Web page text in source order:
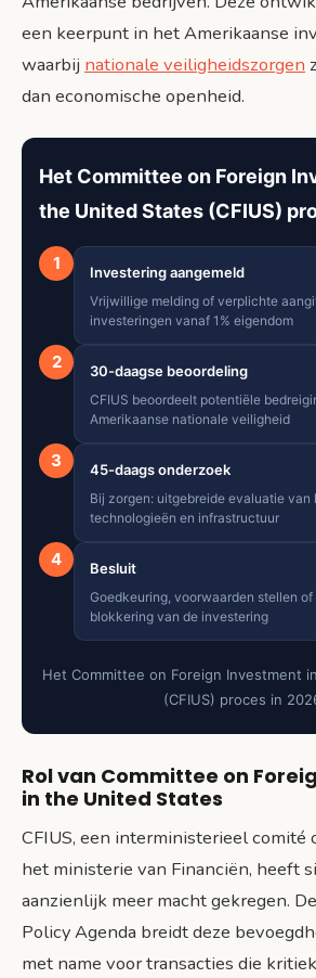
een keerpunt in het Amerikaanse
waarbij nationale veiligheidszorgen
dan economische openheid.
Het Committee on Foreign
the United States (CFIUS)
1 Investering aangemeld
Vrijwillige melding of verplichte
investeringen vanaf 1% eigendom
2 30-daagse beoordeling
CFIUS beoordeelt potentiële
Amerikaanse nationale veiligheid
3 45-daags onderzoek
Bij zorgen: uitgebreide evaluatie van
technologieën en infrastructuur
4 Besluit
Goedkeuring, voorwaarden stellen
blokkering van de investering
Het Committee on Foreign Investment
(CFIUS) proces in
Rol van Committee on
in the United States
CFIUS, een interministerieel comité
het ministerie van Financiën, heeft
aanzienlijk meer macht gekregen.
Policy Agenda breidt deze
met name voor transacties die